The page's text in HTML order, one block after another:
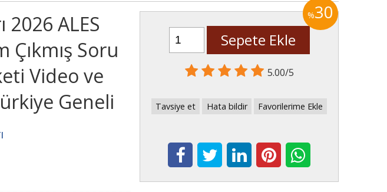
2026 ALES
Çıkmış Soru
Video ve
Geneli
%30
Sepete Ekle
5.00/5
Tavsiye et Hata bildir Favorilerime Ekle